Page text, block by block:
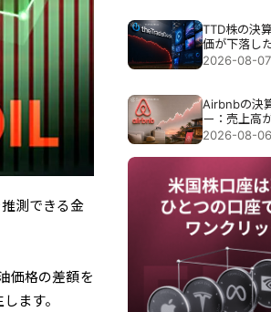
測できる金
価格の差額を
ます。
TTD株の決
価が下落し
億ドル売上
2026-08-07
Airbnbの決
ー：売上高
ても、
2026-08-06